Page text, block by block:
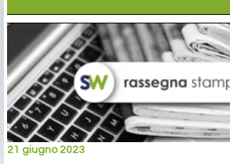
21 giugno 2023